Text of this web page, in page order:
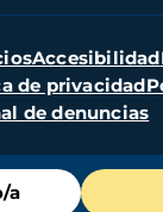
a
Accesibilidad
de privacidad
de denuncias